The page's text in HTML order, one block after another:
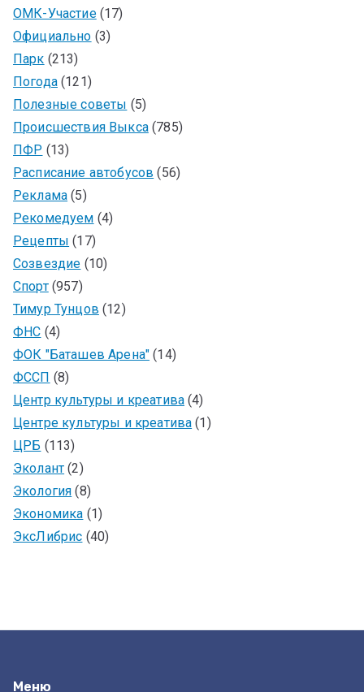
ОМК-Участие(17)
Официально (3)
Парк (213)
Погода(121)
Полезные советы (5)
Происшествия Выкса(785)
ПФР (13)
Расписание автобусов (56)
Реклама (5)
Рекомедуем (4)
Рецепты (17)
Созвездие (10)
Спорт(957)
Тимур Тунцов (12)
ФНС (4)
ФОК "Баташев Арена" (14)
ФССП (8)
Центр культуры и креатива (4)
Центре культуры и креатива (1)
ЦРБ (113)
Эколант (2)
Экология (8)
Экономика (1)
ЭксЛибрис (40)
Меню